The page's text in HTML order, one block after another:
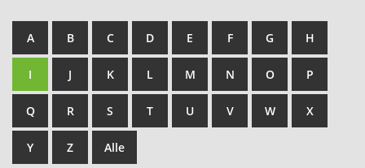
A B C D E F G H
I J K L M N O P
Q R S T U V W X
Y Z Alle